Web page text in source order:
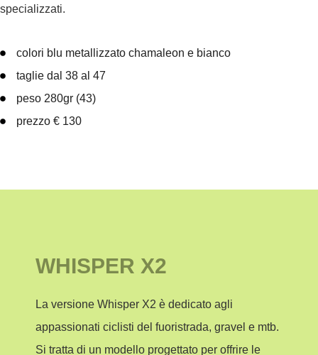
specializzati.
colori blu metallizzato chamaleon e bianco
taglie dal 38 al 47
peso 280gr (43)
prezzo € 130
WHISPER X2
La versione Whisper X2 è dedicato agli
appassionati ciclisti del fuoristrada, gravel e mtb.
Si tratta di un modello progettato per offrire le